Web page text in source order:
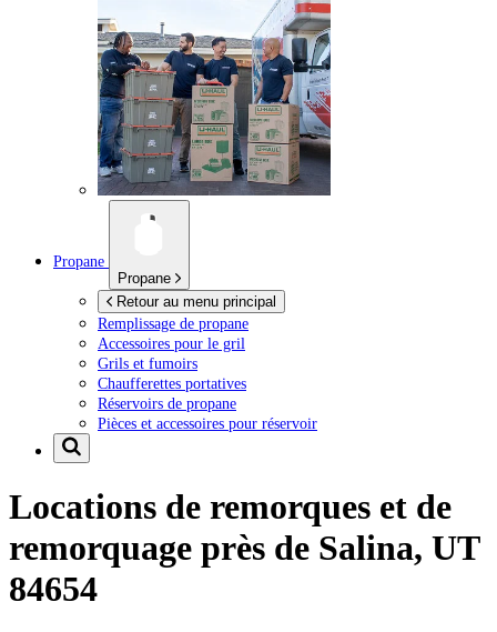
Propane
Propane
Retour au menu principal
Remplissage de propane
Accessoires pour le gril
Grils et fumoirs
Chaufferettes portatives
Réservoirs de propane
Pièces et accessoires pour réservoir
Locations de remorques et de
remorquage près de Salina, UT
84654